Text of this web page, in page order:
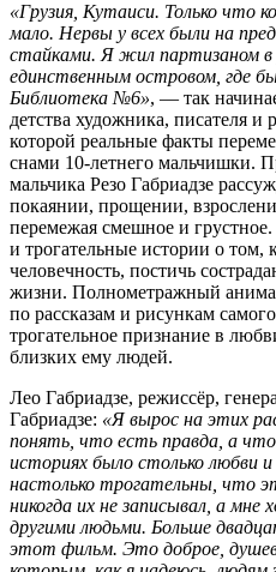
«Грузия, Кутаиси. Только что
мало. Нервы у всех были на
стайками. Я жил партизаном в
единственным островом, где
Библиотека №6», — так
детства художника, писателя и
которой реальные факты
снами 10-летнего мальчишки.
мальчика Резо Габриадзе
покаянии, прощении,
перемежая смешное и
и трогательные истории о том,
человечность, постичь
жизни. Полнометражный
по рассказам и рисункам
трогательное признание в
близких ему людей.
Лео Габриадзе, режиссёр,
Габриадзе: «Я вырос на этих
понять, что есть правда, а
историях было столько любви
настолько трогательны, что
никогда их не записывал, а мне
другими людьми. Больше
этот фильм. Это доброе,